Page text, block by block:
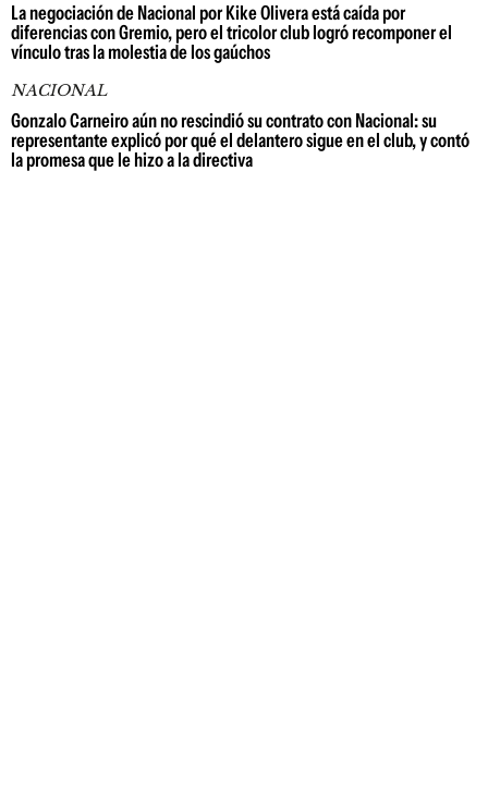
La negociación de Nacional por Kike Olivera está caída por
diferencias con Gremio, pero el tricolor club logró recomponer el
vínculo tras la molestia de los gaúchos
NACIONAL
Gonzalo Carneiro aún no rescindió su contrato con Nacional: su
representante explicó por qué el delantero sigue en el club, y contó
la promesa que le hizo a la directiva